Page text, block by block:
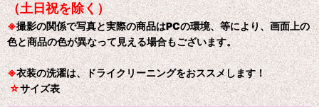
（土日祝を除く）
※撮影の関係で写真と実際の商品はPCの環境、等により、画面上の
色と商品の色が異なって見える場合もございます。
※衣装の洗濯は、ドライクリーニングをおススメします！
☆サイズ表